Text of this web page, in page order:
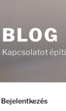
BLOG
Kapcsolatot
Bejelentkezés